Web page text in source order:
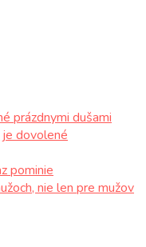
prázdnymi dušami
dovolené
pominie
nie len pre mužov